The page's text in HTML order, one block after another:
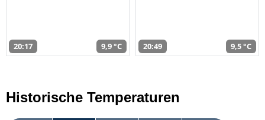
20:17 9,9 °C 20:49 9,5 °C
Historische Temperaturen